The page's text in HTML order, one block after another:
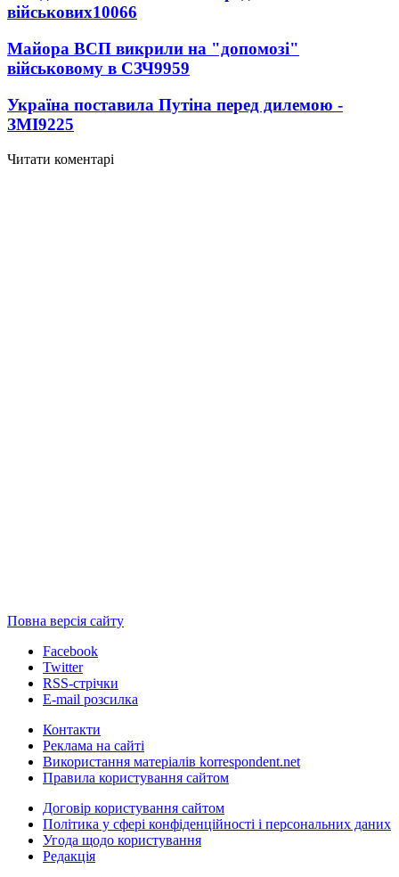
військових10066
Майора ВСП викрили на "допомозі"
військовому в СЗЧ9959
Україна поставила Путіна перед дилемою -
ЗМІ9225
Читати коментарі
Повна версія сайту
Facebook
Twitter
RSS-стрічки
E-mail розсилка
Контакти
Реклама на сайті
Використання матеріалів korrespondent.net
Правила користування сайтом
Договір користування сайтом
Політика у сфері конфіденційності і персональних даних
Угода щодо користування
Редакція